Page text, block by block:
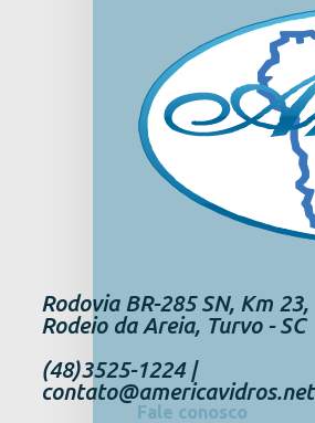
Rodovia BR-285 SN, Km 23,
Rodeio da Areia, Turvo - SC
(48)3525-1224 |
contato@americavidros.net
Fale conosco